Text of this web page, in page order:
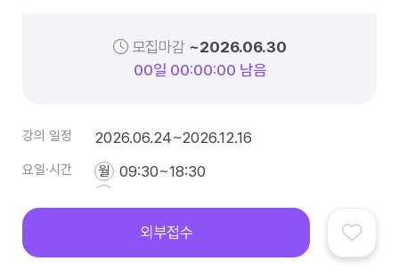
외부접수
모집마감 ~2026.06.30
00일 00:00:00 남음
강의 일정 2026.06.24~2026.12.16
요일·시간 월 09:30~18:30
09:30~18:30
09:30~18:30
전체메뉴 국비지원 부트캠프 IT아티클 커뮤니티 로그인